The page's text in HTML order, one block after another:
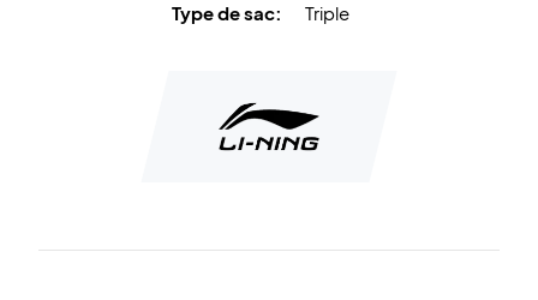
Type de sac:
Triple